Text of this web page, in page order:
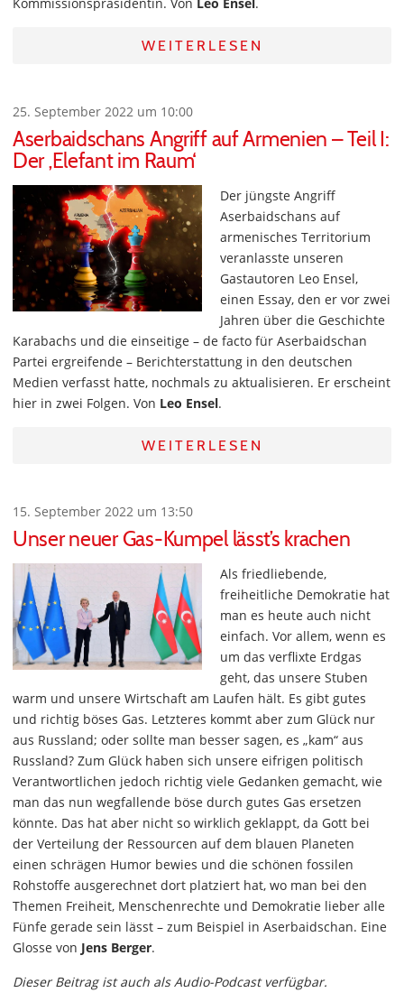
WEITERLESEN
25. September 2022 um 10:00
Aserbaidschans Angriff auf Armenien – Teil I:
Der ‚Elefant im Raum‘
Der jüngste Angriff
Aserbaidschans auf
armenisches Territorium
veranlasste unseren
Gastautoren Leo Ensel,
einen Essay, den er vor zwei
Jahren über die Geschichte
Karabachs und die einseitige – de facto für Aserbaidschan
Partei ergreifende – Berichterstattung in den deutschen
Medien verfasst hatte, nochmals zu aktualisieren. Er erscheint
hier in zwei Folgen. Von Leo Ensel.
WEITERLESEN
15. September 2022 um 13:50
Unser neuer Gas-Kumpel lässt’s krachen
Als friedliebende,
freiheitliche Demokratie hat
man es heute auch nicht
einfach. Vor allem, wenn es
um das verflixte Erdgas
geht, das unsere Stuben
warm und unsere Wirtschaft am Laufen hält. Es gibt gutes
und richtig böses Gas. Letzteres kommt aber zum Glück nur
aus Russland; oder sollte man besser sagen, es „kam“ aus
Russland? Zum Glück haben sich unsere eifrigen politisch
Verantwortlichen jedoch richtig viele Gedanken gemacht, wie
man das nun wegfallende böse durch gutes Gas ersetzen
könnte. Das hat aber nicht so wirklich geklappt, da Gott bei
der Verteilung der Ressourcen auf dem blauen Planeten
einen schrägen Humor bewies und die schönen fossilen
Rohstoffe ausgerechnet dort platziert hat, wo man bei den
Themen Freiheit, Menschenrechte und Demokratie lieber alle
Fünfe gerade sein lässt – zum Beispiel in Aserbaidschan. Eine
Glosse von Jens Berger.
Dieser Beitrag ist auch als Audio-Podcast verfügbar.